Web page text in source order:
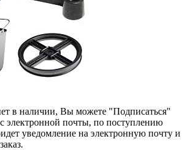
в наличии, Вы можете "Подписаться"
электронной почты, по поступлению
уведомление на электронную почту и